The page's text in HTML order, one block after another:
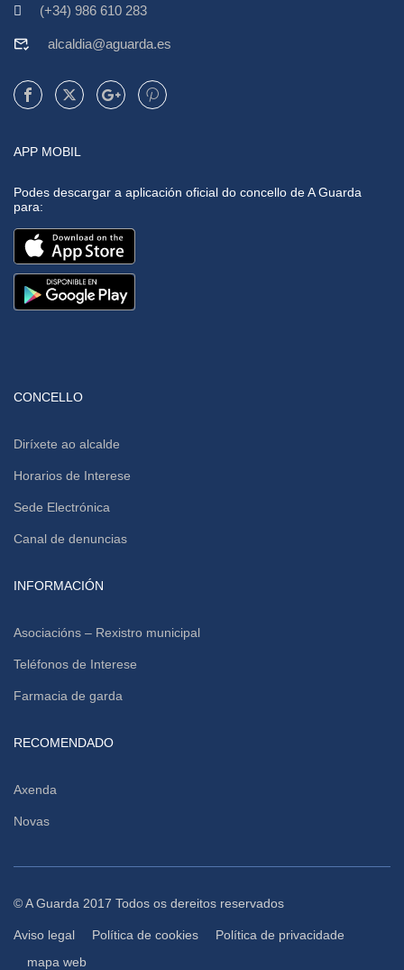
(+34) 986 610 283
alcaldia@aguarda.es
APP MOBIL
Podes descargar a aplicación oficial do concello de A Guarda
para:
CONCELLO
Diríxete ao alcalde
Horarios de Interese
Sede Electrónica
Canal de denuncias
INFORMACIÓN
Asociacións – Rexistro municipal
Teléfonos de Interese
Farmacia de garda
RECOMENDADO
Axenda
Novas
© A Guarda 2017 Todos os dereitos reservados
Aviso legal Política de cookies
Política de privacidade
mapa web